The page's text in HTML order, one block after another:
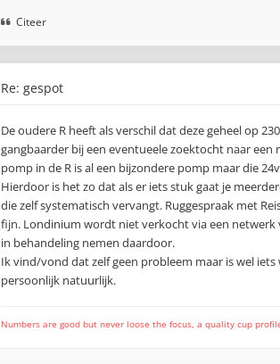
Citeer
Re: gespot
De oudere R heeft als verschil dat deze geheel op
gangbaarder bij een eventueele zoektocht naar
pomp in de R is al een bijzondere pomp maar die
Hierdoor is het zo dat als er iets stuk gaat je
die zelf systematisch vervangt. Ruggespraak met
fijn. Londinium wordt niet verkocht via een
in behandeling nemen daardoor.
Ik vind/vond dat zelf geen probleem maar is wel
persoonlijk natuurlijk.
Numbers are good but never loose the focus, a quality cup